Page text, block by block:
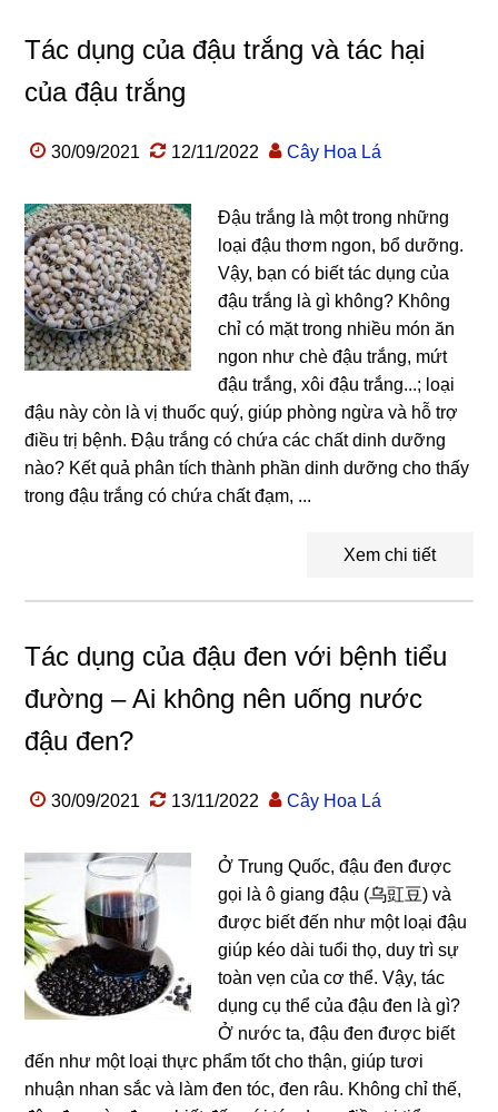
Tác dụng của đậu trắng và tác hại
của đậu trắng
30/09/2021 12/11/2022 Cây Hoa Lá
Đậu trắng là một trong những
loại đậu thơm ngon, bổ dưỡng.
Vậy, bạn có biết tác dụng của
đậu trắng là gì không? Không
chỉ có mặt trong nhiều món ăn
ngon như chè đậu trắng, mứt
đậu trắng, xôi đậu trắng...; loại
đậu này còn là vị thuốc quý, giúp phòng ngừa và hỗ trợ
điều trị bệnh. Đậu trắng có chứa các chất dinh dưỡng
nào? Kết quả phân tích thành phần dinh dưỡng cho thấy
trong đậu trắng có chứa chất đạm, ...
Xem chi tiết
Tác dụng của đậu đen với bệnh tiểu
đường – Ai không nên uống nước
đậu đen?
30/09/2021 13/11/2022 Cây Hoa Lá
Ở Trung Quốc, đậu đen được
gọi là ô giang đậu (乌豇豆) và
được biết đến như một loại đậu
giúp kéo dài tuổi thọ, duy trì sự
toàn vẹn của cơ thể. Vậy, tác
dụng cụ thể của đậu đen là gì?
Ở nước ta, đậu đen được biết
đến như một loại thực phẩm tốt cho thận, giúp tươi
nhuận nhan sắc và làm đen tóc, đen râu. Không chỉ thế,